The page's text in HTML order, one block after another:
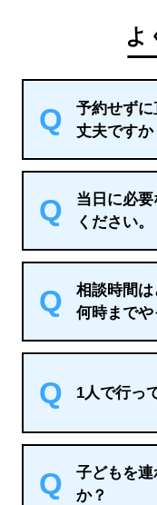
よ
予約せず
丈夫ですか
当日に必
ください。
相談時間
何時までや
1人で行っ
子どもを
か？